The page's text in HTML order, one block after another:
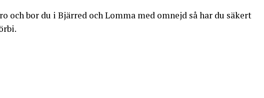
och bor du i Bjärred och Lomma med omnejd så har du säkert